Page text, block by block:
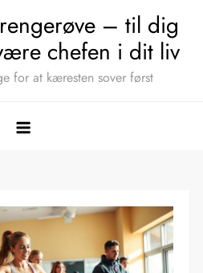
– til dig
chefen i dit liv
for at kæresten sover først